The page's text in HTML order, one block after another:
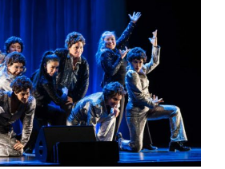
Reportajes
Columnas
Música Clásica
Especiales
Sonoro